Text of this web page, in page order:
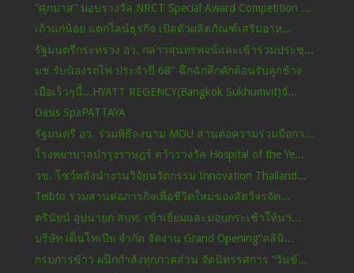
“ศุภมาส” มอบรางวัล NRCT Special Award Competition ...
เถ้าแก่น้อย แตกไลน์ธุรกิจ เปิดตัวผลิตภัณฑ์เสริมอาห...
รัฐมนตรีกระทรวง อว. กล่าวสุนทรพจน์และเข้าร่วมประชุ...
มช.รับน้องรถไฟ ประจำปี 68" ฉึกฉักคึกคักต้อนรับลูกช้าง
เมื่อเร็วๆนี้...HYATT REGENCY(Bangkok Sukhumvit)จั...
Oasis SpaPATTAYA
รัฐมนตรี อว. ร่วมพิธีลงนาม MOU สานต่อความร่วมมือกา...
โรงพยาบาลบำรุงราษฎร์ คว้ารางวัล Hospital of the Ye...
วช. โชว์พลังนำงานวิจัยนวัตกรรม Innovation Thailand...
Teibto ร่วมสานต่อภารกิจเพื่อชีวิตใหม่ของสัตว์จรจัด...
ตรินัยน์ อุปนายก สบท. เข้าเยี่ยมและมอบกระเช้าให้นา...
บริษัท เด็นโทเปีย จำกัด จัดงาน Grand Opening“คลินิ...
กรมการข้าว ผนึกกำลังทุกภาคส่วน จัดนิทรรศการ “วันข้...